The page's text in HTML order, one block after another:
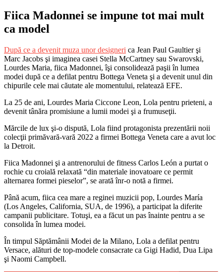
Fiica Madonnei se impune tot mai mult
ca model
După ce a devenit muza unor designeri ca Jean Paul Gaultier şi
Marc Jacobs şi imaginea casei Stella McCartney sau Swarovski,
Lourdes Maria, fiica Madonnei, îşi consolidează paşii în lumea
modei după ce a defilat pentru Bottega Veneta şi a devenit unul din
chipurile cele mai căutate ale momentului, relatează EFE.
La 25 de ani, Lourdes Maria Ciccone Leon, Lola pentru prieteni, a
devenit tânăra promisiune a lumii modei şi a frumuseţii.
Mărcile de lux şi-o dispută, Lola fiind protagonista prezentării noii
colecţii primăvară-vară 2022 a firmei Bottega Veneta care a avut loc
la Detroit.
Fiica Madonnei şi a antrenorului de fitness Carlos León a purtat o
rochie cu croială relaxată “din materiale inovatoare ce permit
alternarea formei pieselor”, se arată înr-o notă a firmei.
Până acum, fiica cea mare a reginei muzicii pop, Lourdes María
(Los Angeles, California, SUA, de 1996), a participat la diferite
campanii publicitare. Totuşi, ea a făcut un pas înainte pentru a se
consolida în lumea modei.
În timpul Săptămânii Modei de la Milano, Lola a defilat pentru
Versace, alături de top-modele consacrate ca Gigi Hadid, Dua Lipa
şi Naomi Campbell.